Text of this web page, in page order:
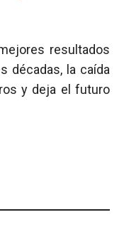
resultados
décadas, la caída
y deja el futuro